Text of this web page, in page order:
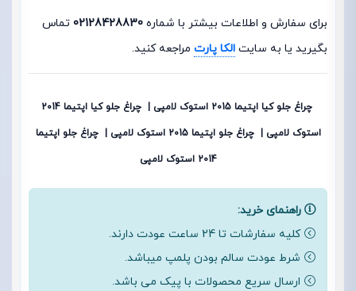
برای سفارش و اطلاعات بیشتر با شماره 02128428830 تماس
بگیرید یا به سایت الکا پارت مراجعه کنید.
چراغ جلو کیا اپتیما 2015 استوک لامپی | چراغ جلو کیا اپتیما 2014
استوک لامپی | چراغ جلو اپتیما 2015 استوک لامپی | چراغ جلو اپتیما
2014 استوک لامپی
راهنمای خرید:
کلیه سفارشات تا 24 ساعت عودت دارند.
شرط عودت سالم بودن پلمپ میباشد.
ارسال سریع محصولات با پیک می باشد.